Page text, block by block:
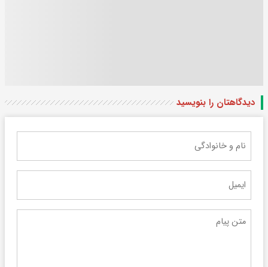
دیدگاهتان را بنویسید